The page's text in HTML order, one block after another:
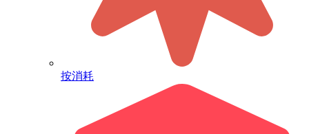
按消耗